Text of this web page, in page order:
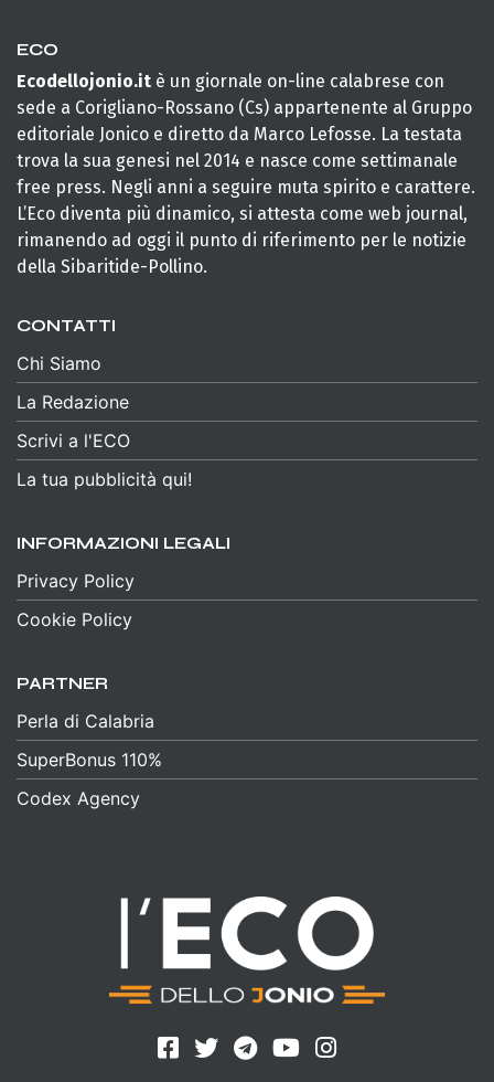
ECO
Ecodellojonio.it è un giornale on-line calabrese con
sede a Corigliano-Rossano (Cs) appartenente al Gruppo
editoriale Jonico e diretto da Marco Lefosse. La testata
trova la sua genesi nel 2014 e nasce come settimanale
free press. Negli anni a seguire muta spirito e carattere.
L’Eco diventa più dinamico, si attesta come web journal,
rimanendo ad oggi il punto di riferimento per le notizie
della Sibaritide-Pollino.
CONTATTI
Chi Siamo
La Redazione
Scrivi a l'ECO
La tua pubblicità qui!
INFORMAZIONI LEGALI
Privacy Policy
Cookie Policy
PARTNER
Perla di Calabria
SuperBonus 110%
Codex Agency